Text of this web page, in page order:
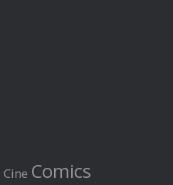
Cine Comics